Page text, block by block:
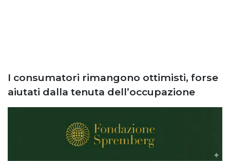
I consumatori rimangono ottimisti, forse
aiutati dalla tenuta dell’occupazione